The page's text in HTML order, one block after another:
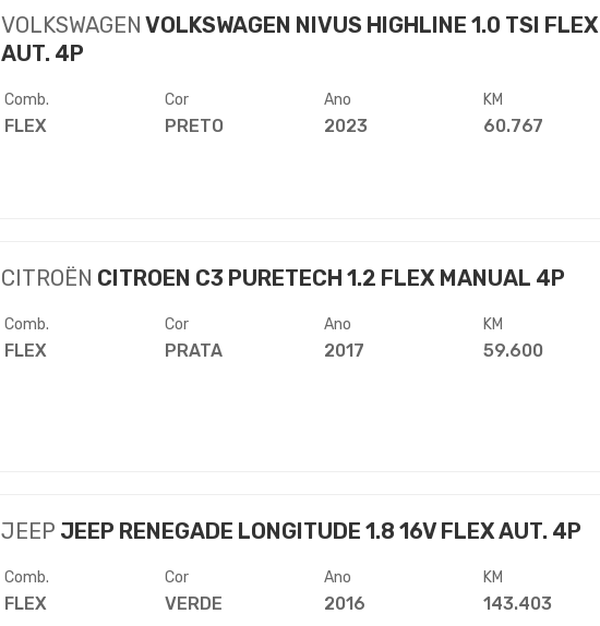
VOLKSWAGEN VOLKSWAGEN NIVUS HIGHLINE 1.0 TSI FLEX
AUT. 4P
Comb.
FLEX
Cor
PRETO
Ano
2023
KM
60.767
CITROËN CITROEN C3 PURETECH 1.2 FLEX MANUAL 4P
Comb.
FLEX
Cor
PRATA
Ano
2017
KM
59.600
JEEP JEEP RENEGADE LONGITUDE 1.8 16V FLEX AUT. 4P
Comb.
FLEX
Cor
VERDE
Ano
2016
KM
143.403